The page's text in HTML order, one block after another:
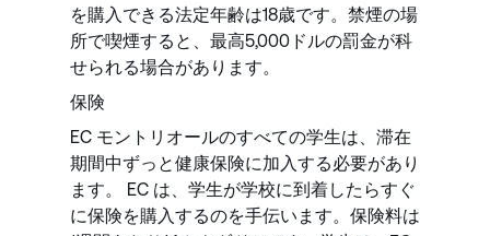
を購入できる法定年齢は18歳です。禁煙の場
所で喫煙すると、最高5,000ドルの罰金が科
せられる場合があります。
保険
EC モントリオールのすべての学生は、滞在
期間中ずっと健康保険に加入する必要があり
ます。 EC は、学生が学校に到着したらすぐ
に保険を購入するのを手伝います。保険料は